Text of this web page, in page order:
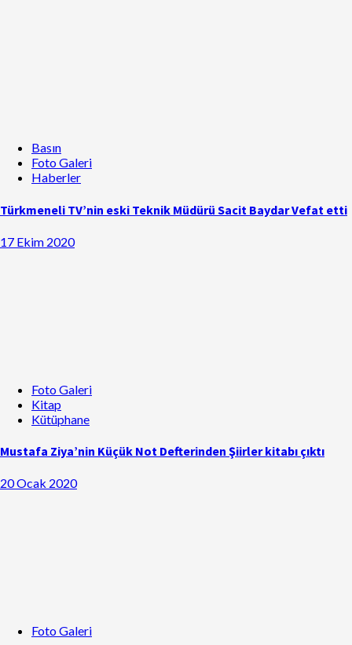
Basın
Foto Galeri
Haberler
Türkmeneli TV’nin eski Teknik Müdürü Sacit Baydar Vefat etti
17 Ekim 2020
Foto Galeri
Kitap
Kütüphane
Mustafa Ziya’nin Küçük Not Defterinden Şiirler kitabı çıktı
20 Ocak 2020
Foto Galeri